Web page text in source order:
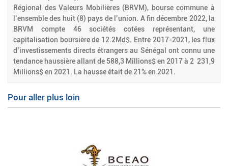
Régional des Valeurs Mobilières (BRVM), bourse commune à
l’ensemble des huit (8) pays de l’union. A fin décembre 2022, la
BRVM compte 46 sociétés cotées représentant, une
capitalisation boursière de 12.2Md$. Entre 2017-2021, les flux
d’investissements directs étrangers au Sénégal ont connu une
tendance haussière allant de 588,3 Millions$ en 2017 à 2 231,9
Millions$ en 2021. La hausse était de 21% en 2021.
Pour aller plus loin